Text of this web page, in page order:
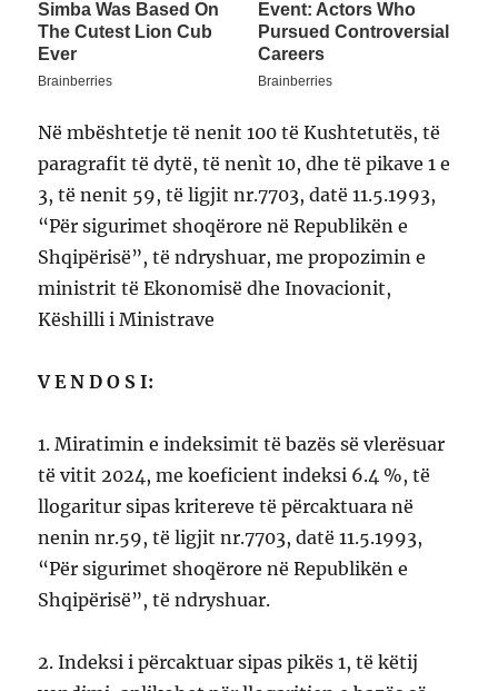
Në mbështetje të nenit 100 të Kushtetutës, të
paragrafit të dytë, të nenìt 10, dhe të pikave 1 e
3, të nenit 59, të ligjit nr.7703, datë 11.5.1993,
“Për sigurimet shoqërore në Republikën e
Shqipërisë”, të ndryshuar, me propozimin e
ministrit të Ekonomisë dhe Inovacionit,
Këshilli i Ministrave
V E N D O S I:
1. Miratimin e indeksimit të bazës së vlerësuar
të vitit 2024, me koeficient indeksi 6.4 %, të
llogaritur sipas kritereve të përcaktuara në
nenin nr.59, të ligjit nr.7703, datë 11.5.1993,
“Për sigurimet shoqërore në Republikën e
Shqipërisë”, të ndryshuar.
2. Indeksi i përcaktuar sipas pikës 1, të këtij